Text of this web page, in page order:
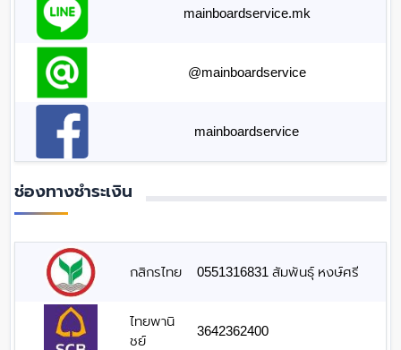
mainboardservice.mk
@mainboardservice
mainboardservice
ช่องทางชำระเงิน
กสิกรไทย 0551316831 สัมพันธุ์ หงษ์ศรี
ไทยพานิ
ชย์
3642362400